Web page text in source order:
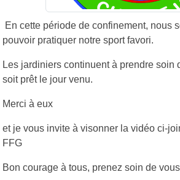
En cette période de confinement, nous
pouvoir pratiquer notre sport favori.
Les jardiniers continuent à prendre soin
soit prêt le jour venu.
Merci à eux
et je vous invite à visonner la vidéo ci-
FFG
Bon courage à tous, prenez soin de